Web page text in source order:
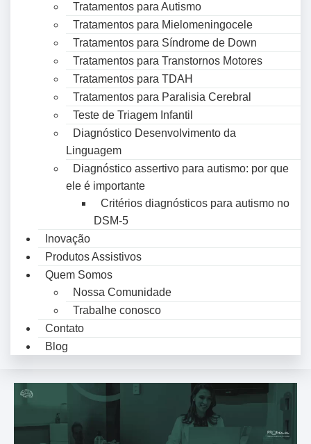
Tratamentos para Autismo
Tratamentos para Mielomeningocele
Tratamentos para Síndrome de Down
Tratamentos para Transtornos Motores
Tratamentos para TDAH
Tratamentos para Paralisia Cerebral
Teste de Triagem Infantil
Diagnóstico Desenvolvimento da
Linguagem
Diagnóstico assertivo para autismo: por que
ele é importante
Critérios diagnósticos para autismo no
DSM-5
Inovação
Produtos Assistivos
Quem Somos
Nossa Comunidade
Trabalhe conosco
Contato
Blog